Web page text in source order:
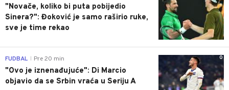
"Novače, koliko bi puta pobijedio
Sinera?": Đoković je samo raširio ruke,
sve je time rekao
0
FUDBAL Pre 20 min
"Ovo je iznenađujuće": Di Marcio
objavio da se Srbin vraća u Seriju A